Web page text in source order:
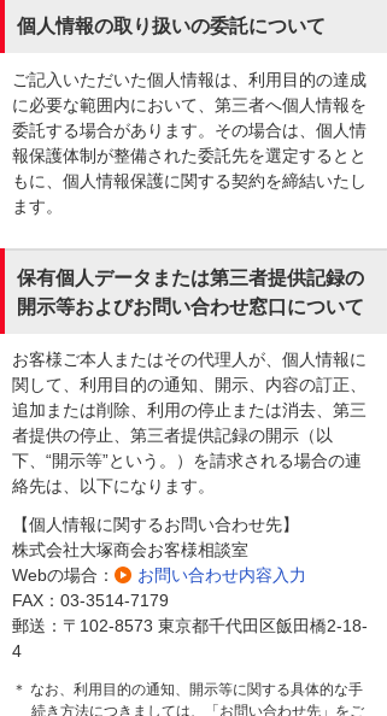
個人情報の取り扱いの委託について
ご記入いただいた個人情報は、利用目的の達成
に必要な範囲内において、第三者へ個人情報を
委託する場合があります。その場合は、個人情
報保護体制が整備された委託先を選定するとと
もに、個人情報保護に関する契約を締結いたし
ます。
保有個人データまたは第三者提供記録の
開示等およびお問い合わせ窓口について
お客様ご本人またはその代理人が、個人情報に
関して、利用目的の通知、開示、内容の訂正、
追加または削除、利用の停止または消去、第三
者提供の停止、第三者提供記録の開示（以
下、“開示等”という。）を請求される場合の連
絡先は、以下になります。
【個人情報に関するお問い合わせ先】
株式会社大塚商会お客様相談室
Webの場合：
お問い合わせ内容入力
FAX：03-3514-7179
郵送：〒102-8573 東京都千代田区飯田橋2-18-
4
＊ なお、利用目的の通知、開示等に関する具体的な手
続き方法につきましては、「お問い合わせ先」をご